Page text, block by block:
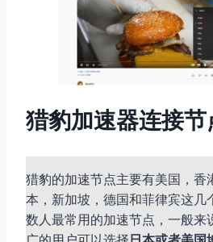
猎豹加速器连接节
猎豹的加速节点主要有美国，香
本，新加坡，德国和菲律宾这几
数人最常用的加速节点，一般来